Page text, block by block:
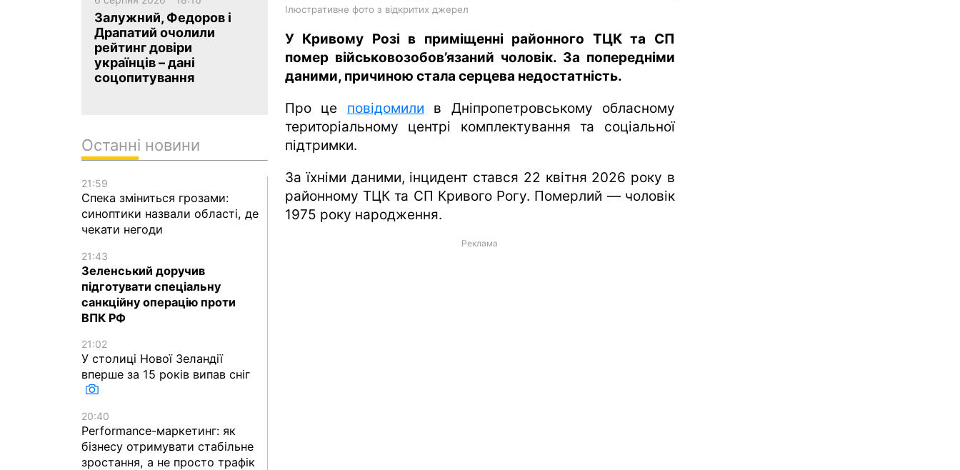
Ілюстративне фото з відкритих джерел
У Кривому Розі в приміщенні районного ТЦК та СП
помер військовозобов’язаний чоловік. За попередніми
даними, причиною стала серцева недостатність.
Про це повідомили в Дніпропетровському обласному
територіальному центрі комплектування та соціальної
підтримки.
За їхніми даними, інцидент стався 22 квітня 2026 року в
районному ТЦК та СП Кривого Рогу. Померлий — чоловік
1975 року народження.
Реклама
Залужний, Федоров і
Драпатий очолили
рейтинг довіри
українців – дані
соцопитування
Останні новини
21:59
Спека зміниться грозами:
синоптики назвали області, де
чекати негоди
21:43
Зеленський доручив
підготувати спеціальну
санкційну операцію проти
ВПК РФ
21:02
У столиці Нової Зеландії
вперше за 15 років випав сніг
20:40
Performance-маркетинг: як
бізнесу отримувати стабільне
зростання, а не просто трафік